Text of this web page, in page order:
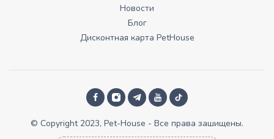
Новости
Блог
Дисконтная карта PetHouse
© Copyright 2023, Pet-House - Все права зашищены.